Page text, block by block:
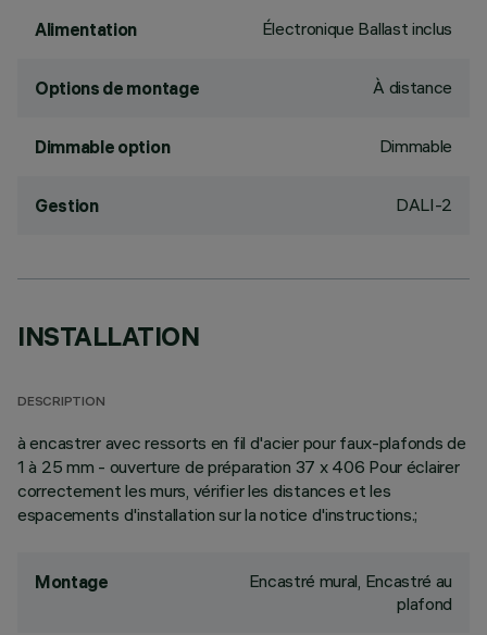
Alimentation Électronique Ballast inclus
Options de montage À distance
Dimmable option Dimmable
Gestion DALI-2
INSTALLATION
DESCRIPTION
à encastrer avec ressorts en fil d'acier pour faux-plafonds de
1 à 25 mm - ouverture de préparation 37 x 406 Pour éclairer
correctement les murs, vérifier les distances et les
espacements d'installation sur la notice d'instructions.;
Montage
Encastré mural, Encastré au
plafond